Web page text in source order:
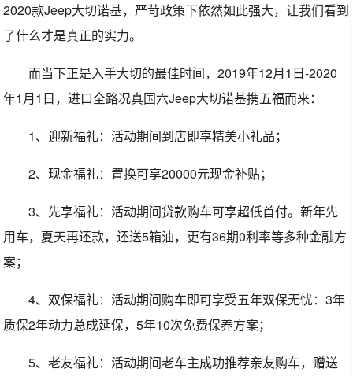
2020款Jeep大切诺基，严苛政策下依然如此强大，让我们看到
了什么才是真正的实力。
而当下正是入手大切的最佳时间，2019年12月1日-2020
年1月1日，进口全路况真国六Jeep大切诺基携五福而来：
1、迎新福礼：活动期间到店即享精美小礼品；
2、现金福礼：置换可享20000元现金补贴；
3、先享福礼：活动期间贷款购车可享超低首付。新年先
用车，夏天再还款，还送5箱油，更有36期0利率等多种金融方
案；
4、双保福礼：活动期间购车即可享受五年双保无忧：3年
质保2年动力总成延保，5年10次免费保养方案；
5、老友福礼：活动期间老车主成功推荐亲友购车，赠送